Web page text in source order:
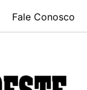
Fale Conosco